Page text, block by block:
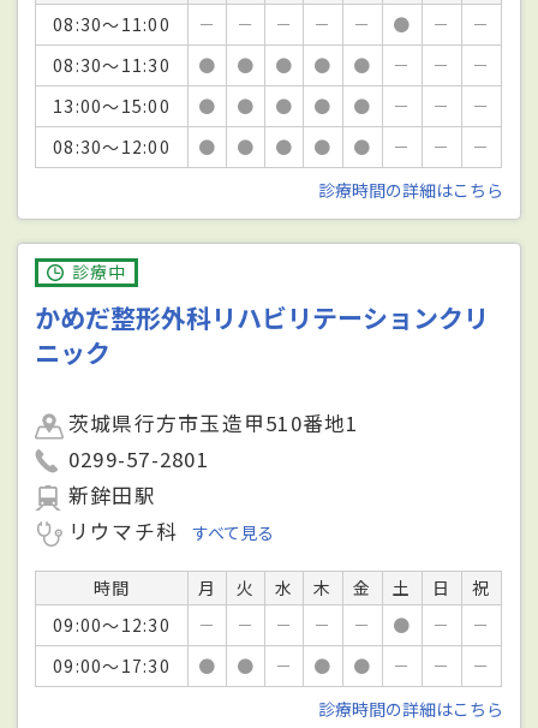
08:30～11:00
－ － － － － ● －
－
08:30～11:30
● ● ● ● ● － －
－
13:00～15:00
● ● ● ● ● － －
－
08:30～12:00
● ● ● ● ● － －
－
診療時間の詳細はこちら
診療中
かめだ整形外科リハビリテーションクリ
ニック
茨城県行方市玉造甲510番地1
0299-57-2801
新鉾田駅
リウマチ科
すべて見る
時間 月 火 水 木 金 土 日
祝
09:00～12:30
－ － － － － ● －
－
09:00～17:30
● ● － ● ● － －
－
診療時間の詳細はこちら